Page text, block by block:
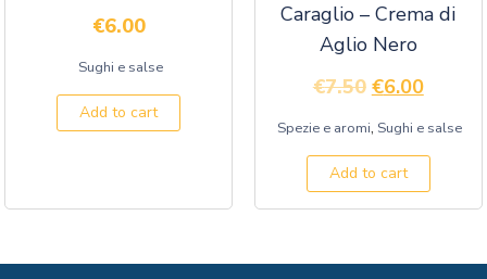
€6.00
Sughi e salse
Add to cart
Caraglio – Crema di
Aglio Nero
€7.50 €6.00
Spezie e aromi, Sughi e salse
Add to cart